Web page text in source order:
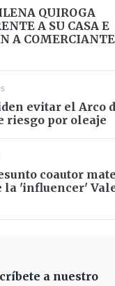
QUIROGA
A SU CASA E
A
evitar el Arco
riesgo por oleaje
coautor
la 'influencer'
a nuestro